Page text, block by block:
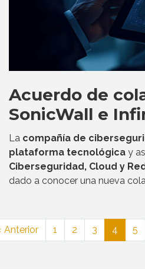
Acuerdo de
SonicWall e
La compañía de
plataforma tecnológica y
Ciberseguridad, Cloud y
dado a conocer una nueva
Anterior 1 2 3 4 5